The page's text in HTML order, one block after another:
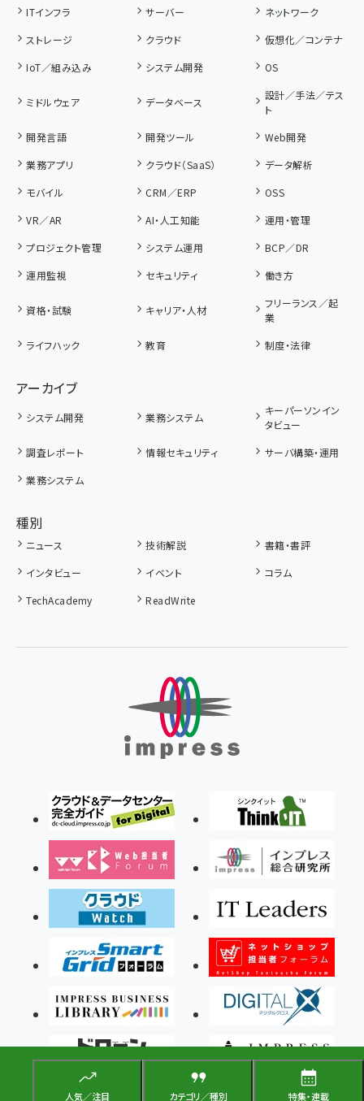
人気／注目 カテゴリ／種別 特集・連載
ITインフラ サーバー
ネットワーク
ストレージ
クラウド
仮想化／コンテナ
IoT／組み込み
システム開発 OS
ミドルウェア データベース
設計／手法／テス
ト
開発言語
開発ツール
Web開発
業務アプリ
クラウド（SaaS）
データ解析
モバイル
CRM／ERP
OSS
VR／AR
AI・人工知能
運用・管理
プロジェクト管理
システム運用
BCP／DR
運用監視
セキュリティ 働き方
資格・試験 キャリア・人材
フリーランス／起
業
ライフハック
教育 制度・法律
アーカイブ
システム開発 業務システム
キーパーソンイン
タビュー
調査レポート
情報セキュリティ
サーバ構築・運用
業務システム
種別
ニュース 技術解説
書籍・書評
インタビュー
イベント
コラム
TechAcademy
ReadWrite